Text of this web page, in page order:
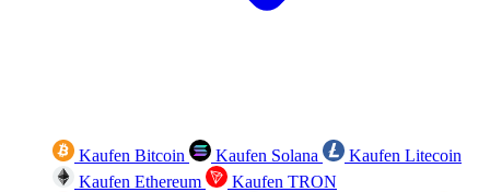
Kaufen Bitcoin Kaufen Solana
Kaufen Litecoin
Kaufen Ethereum
Kaufen TRON